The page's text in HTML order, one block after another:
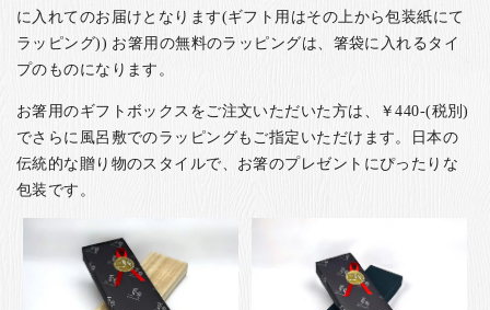
に入れてのお届けとなります(ギフト用はその上から包装紙にて
ラッピング)) お箸用の無料のラッピングは、箸袋に入れるタイ
プのものになります。
お箸用のギフトボックスをご注文いただいた方は、￥440-(税別)
でさらに風呂敷でのラッピングもご指定いただけます。日本の
伝統的な贈り物のスタイルで、お箸のプレゼントにぴったりな
包装です。